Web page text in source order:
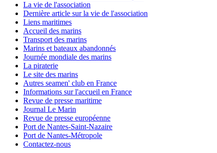
La vie de l'association
Dernière article sur la vie de l'association
Liens maritimes
Accueil des marins
Transport des marins
Marins et bateaux abandonnés
Journée mondiale des marins
La piraterie
Le site des marins
Autres seamen' club en France
Informations sur l'accueil en France
Revue de presse maritime
Journal Le Marin
Revue de presse européenne
Port de Nantes-Saint-Nazaire
Port de Nantes-Métropole
Contactez-nous